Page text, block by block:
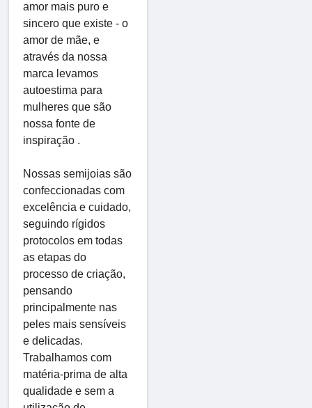
amor mais puro e
sincero que existe - o
amor de mãe, e
através da nossa
marca levamos
autoestima para
mulheres que são
nossa fonte de
inspiração .
Nossas semijoias são
confeccionadas com
excelência e cuidado,
seguindo rígidos
protocolos em todas
as etapas do
processo de criação,
pensando
principalmente nas
peles mais sensíveis
e delicadas.
Trabalhamos com
matéria-prima de alta
qualidade e sem a